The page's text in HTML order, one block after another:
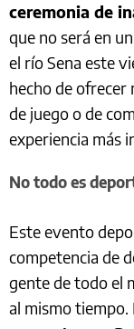
ceremonia de
que no será en
el río Sena este
hecho de ofrecer
de juego o de
experiencia más
No todo es
Este evento
competencia de
gente de todo el
al mismo tiempo.